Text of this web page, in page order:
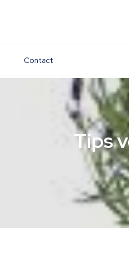
Contact
Tips